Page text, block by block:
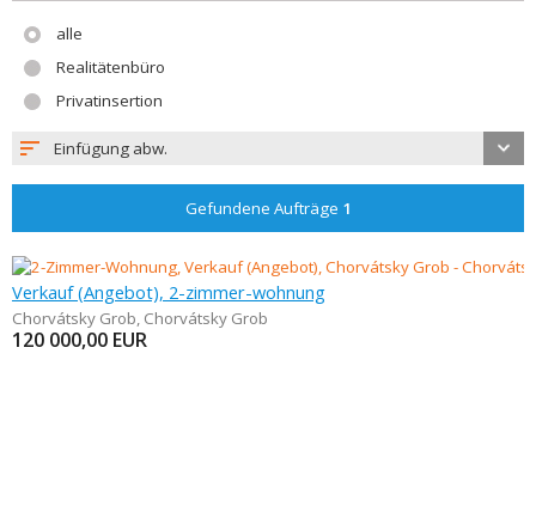
alle
Realitätenbüro
Privatinsertion
Einfügung abw.
Gefundene Aufträge 1
Verkauf (Angebot), 2-zimmer-wohnung
Chorvátsky Grob, Chorvátsky Grob
120 000,00 EUR